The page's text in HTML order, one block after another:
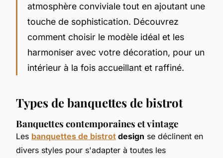
atmosphère conviviale tout en ajoutant une
touche de sophistication. Découvrez
comment choisir le modèle idéal et les
harmoniser avec votre décoration, pour un
intérieur à la fois accueillant et raffiné.
Types de banquettes de bistrot
Banquettes contemporaines et vintage
Les banquettes de bistrot design se déclinent en
divers styles pour s'adapter à toutes les